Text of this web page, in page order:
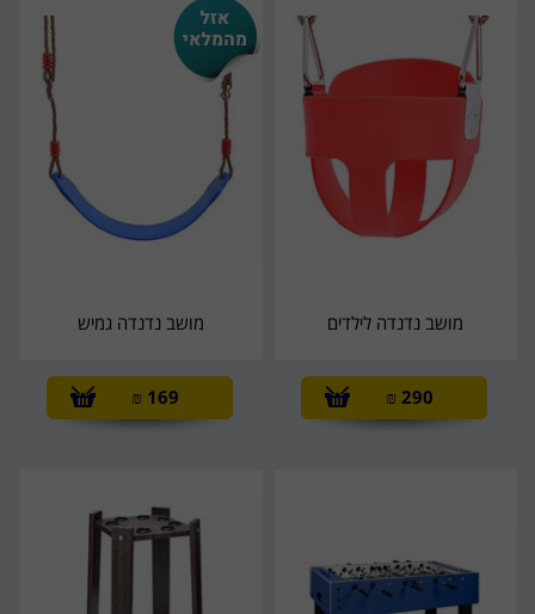
מושב נדנדה לילדים
290
₪
מושב נדנדה גמיש
169
₪